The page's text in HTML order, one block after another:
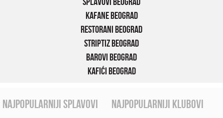
Kafane Beograd
Restorani Beograd
Striptiz Beograd
Barovi Beograd
Kafići Beograd
najpopularniji splavovi najpopularniji klubovi